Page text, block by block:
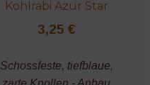
Kohlrabi Azur Star
3,25 €
Schossfeste, tiefblaue,